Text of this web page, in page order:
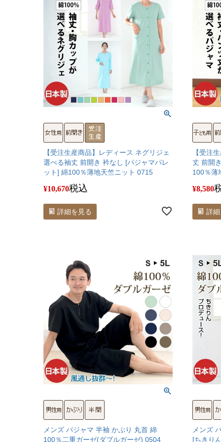
【受注生産商品】レディース ネグリジェ
選べる袖丈 前開き 衿なし [パジャマパレ
ット] 綿100％薄地天竺ニット 0715
¥10,670税込
詳細を見る
【受注
丈 前開
100％薄
¥8,580
詳
メンズ パジャマ 半袖 かぶり 丸首 綿
100％二重ガーゼ(ダブルガーゼ) 0504
メンズ
[ちきり